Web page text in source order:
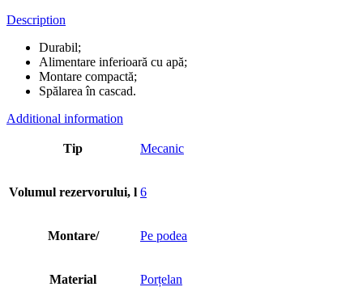
Description
Durabil;
Alimentare inferioară cu apă;
Montare compactă;
Spălarea în cascad.
Additional information
Tip Mecanic
Volumul rezervorului, l 6
Montare/ Pe podea
Material Porțelan